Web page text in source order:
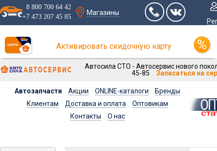
8 800 700 64 42
+7 473 207 45 85
Магазины
Активировать скидочную карту
Автосила СТО - Автосервис нового
45-85
Записаться на
Автозапчасти Акции ONLINE-каталоги
Бренды
Клиентам
Доставка и оплата
Оптовикам
Контакты
О нас